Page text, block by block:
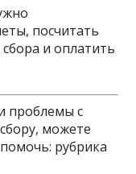
посчитать
и оплатить
проблемы с
можете
рубрика